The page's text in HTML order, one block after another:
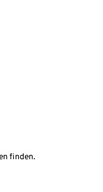
finden.